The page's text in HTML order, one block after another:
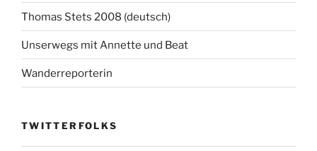
Thomas Stets 2008 (deutsch)
Unserwegs mit Annette und Beat
Wanderreporterin
TWITTERFOLKS